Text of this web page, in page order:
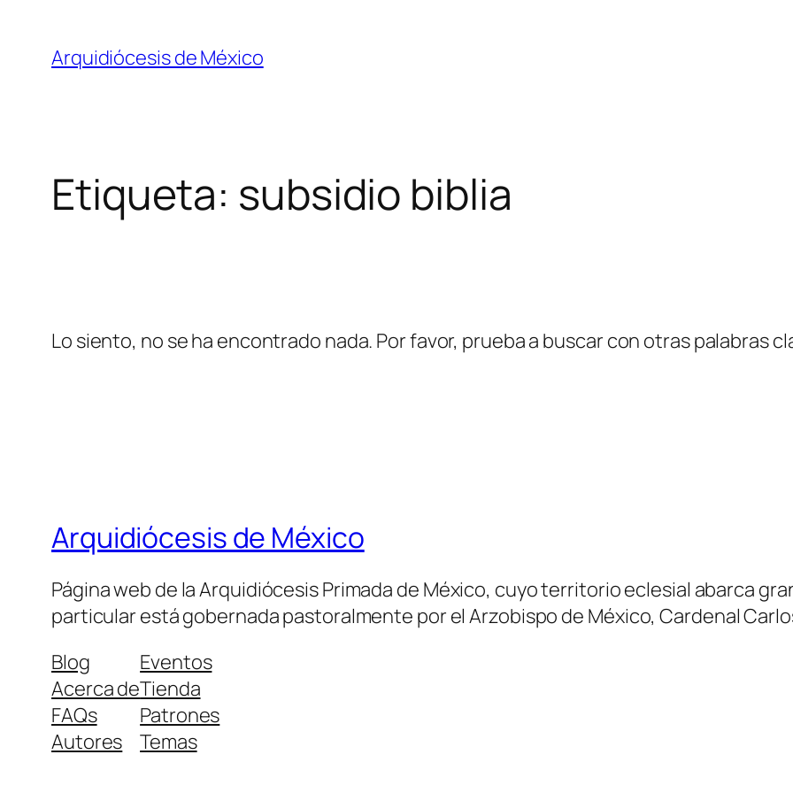
contenido
Arquidiócesis de México
Etiqueta: subsidio biblia
Lo siento, no se ha encontrado nada. Por favor, prueba a buscar con otras palabras
Arquidiócesis de México
Página web de la Arquidiócesis Primada de México, cuyo territorio eclesial abarca
particular está gobernada pastoralmente por el Arzobispo de México, Cardenal
Blog
Acerca de
FAQs
Autores
Eventos
Tienda
Patrones
Temas